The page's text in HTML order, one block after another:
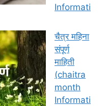
Informati
चैत्र महिना
संपूर्ण
माहिती
(chaitra
month
Informati